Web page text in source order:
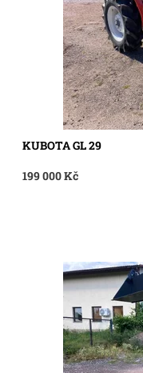
Dostupnost:
3391
KUBOTA GL 29
199 000 Kč
Malotraktor Kubota
Dostupnost:
Skladem
3376